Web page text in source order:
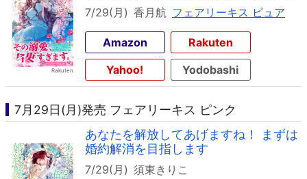
7/29(月) 香月航 フェアリーキス ピュア
Amazon
Rakuten
Yahoo!
Yodobashi
7月29日(月)発売 フェアリーキス ピンク
あなたを解放してあげますね！ まずは
婚約解消を目指します
7/29(月) 須東きりこ